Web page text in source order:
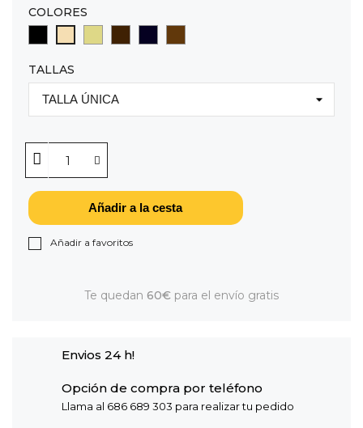
COLORES
TALLAS
Añadir a la cesta
Añadir a favoritos
Te quedan 60€ para el envío gratis
Envios 24 h!
Opción de compra por teléfono
Llama al 686 689 303 para realizar tu pedido